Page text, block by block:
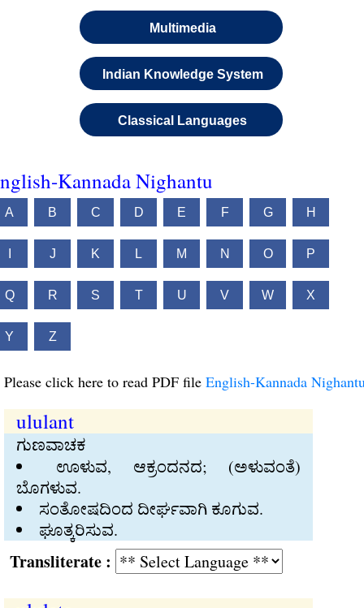
Multimedia
Indian Knowledge System
Classical Languages
Kannada Nighantu
A B C D E F G H
J K L M N O P
Q R S T U V W X
Y Z
Please click here to read PDF file English-Kannada
ululant
ಗುಣವಾಚಕ
ಊಳುವ, ಆಕ್ರಂದನದ; (ಅಳುವಂತೆ)
ಬೊಗಳುವ.
ಸಂತೋಷದಿಂದ ದೀರ್ಘವಾಗಿ ಕೂಗುವ.
ಘೂತ್ಕರಿಸುವ.
: